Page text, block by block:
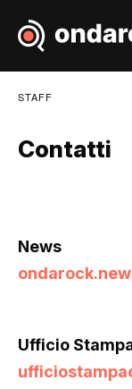
STAFF
Contatti
News
Ufficio